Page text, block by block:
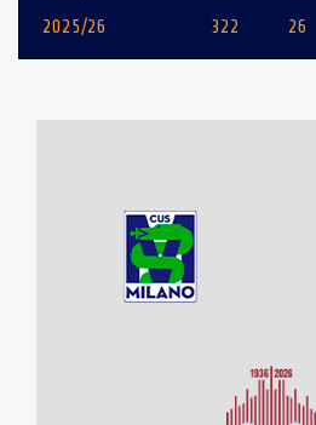
2025/26
322 26